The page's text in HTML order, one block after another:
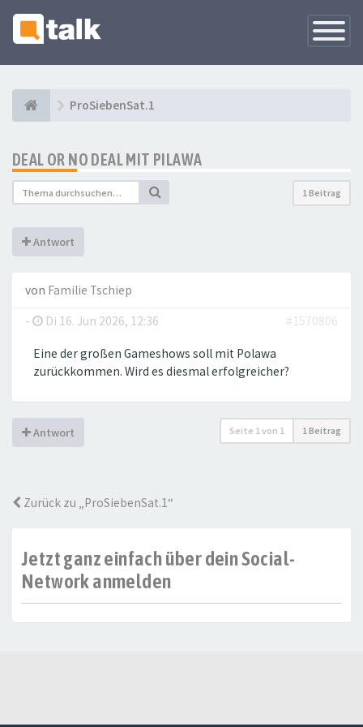
ProSiebenSat.1
DEAL OR NO DEAL MIT PILAWA
1 Beitrag
Antwort
von Familie Tschiep
-
Di 16. Jun 2026, 12:36 #1570806
Eine der großen Gameshows soll mit Polawa
zurückkommen. Wird es diesmal erfolgreicher?
Antwort Seite 1von 1 1 Beitrag
Zurück zu „ProSiebenSat.1“
Jetzt ganz einfach über dein Social-
Network anmelden